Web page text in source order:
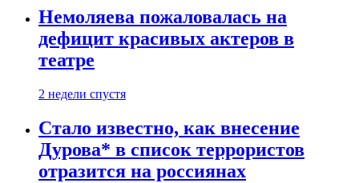
Немоляева пожаловалась на
дефицит красивых актеров в
театре
2 недели спустя
Стало известно, как внесение
Дурова* в список террористов
отразится на россиянах